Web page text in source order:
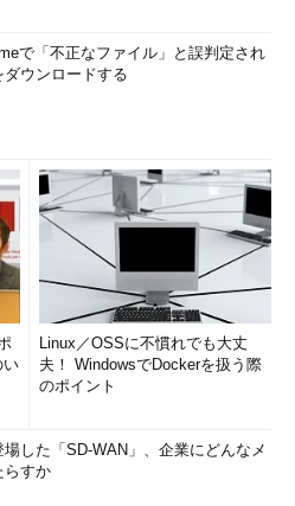
で「不正なファイル」と誤判定され
ダウンロードする
い
Linux／OSSに不慣れでも大丈
夫！ WindowsでDockerを扱う際
のポイント
場した「SD-WAN」、企業にどんなメ
らすか